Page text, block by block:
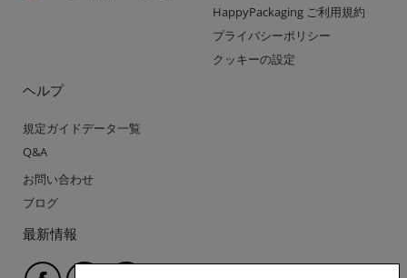
HappyPackaging ご利用規約
プライバシーポリシー
クッキーの設定
ヘルプ
規定ガイドデータ一覧
Q&A
お問い合わせ
ブログ
最新情報